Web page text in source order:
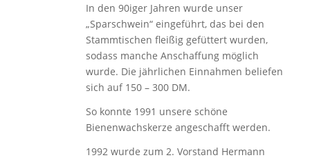
In den 90iger Jahren wurde unser
„Sparschwein“ eingeführt, das bei den
Stammtischen fleißig gefüttert wurden,
sodass manche Anschaffung möglich
wurde. Die jährlichen Einnahmen beliefen
sich auf 150 – 300 DM.
So konnte 1991 unsere schöne
Bienenwachskerze angeschafft werden.
1992 wurde zum 2. Vorstand Hermann